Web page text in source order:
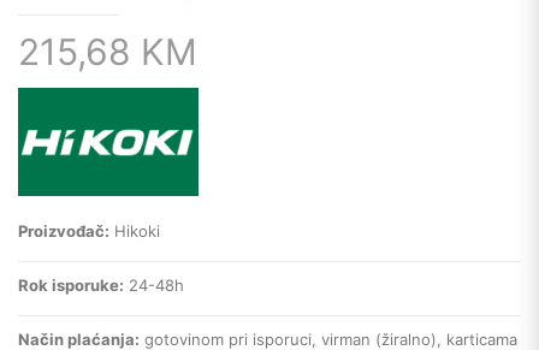
215,68 KM
Proizvođač: Hikoki
Rok isporuke: 24-48h
Način plaćanja: gotovinom pri isporuci, virman (žiralno), karticama